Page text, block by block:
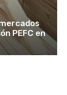
PEFC en